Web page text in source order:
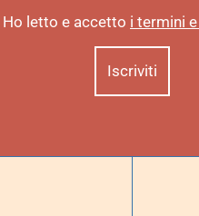
Ho letto e accetto i termini